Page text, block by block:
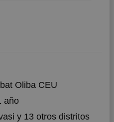
Oliba CEU
año
y 13 otros distritos